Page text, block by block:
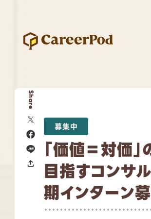
Share
募集中
「価値＝対価
目指すコンサ
期インターン